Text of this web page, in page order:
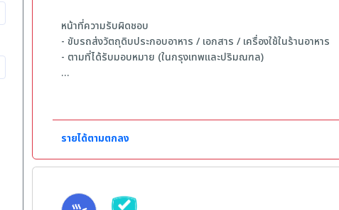
หน้าที่ความรับผิดชอบ
- ขับรถส่งวัตถุดิบประกอบอาหาร / เอกสาร / เครื่องใช้ในร้านอาหาร
- ตามที่ได้รับมอบหมาย (ในกรุงเทพเเละปริมณฑล)
- พนักงานขับรถต้องมีใบขับขี่ถูกต้องตามกฎหมาย / ประสบการณ์ 1
- พนักงานยกของไม่จำเป็นต้องมีประสบการณ์
รายได้ตามตกลง